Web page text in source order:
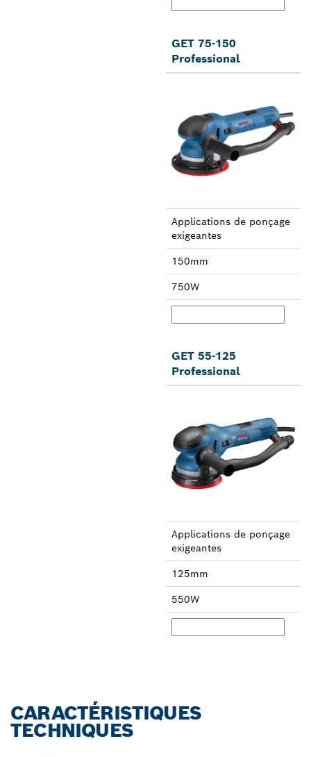
GET 75-150
Professional
Applica­tions de ponçage
exi­geantes
150mm
750W
GET 55-125
Professional
Applica­tions de ponçage
exi­geantes
125mm
550W
CARACTÉRISTIQUES
TECHNIQUES